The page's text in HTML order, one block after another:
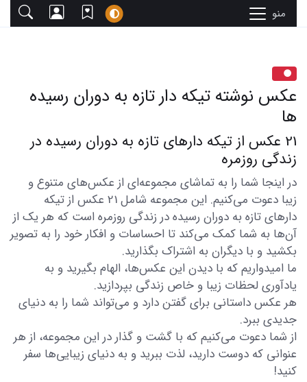
منو
عکس نوشته تیکه دار تازه به دوران رسیده
ها
21 عکس از تیکه دارهای تازه به دوران رسیده در
زندگی روزمره
در اینجا شما را به تماشای مجموعه‌ای از عکس‌های متنوع و
زیبا دعوت می‌کنیم. این مجموعه شامل 21 عکس از تیکه
دارهای تازه به دوران رسیده در زندگی روزمره است که هر یک از
آن‌ها به شما کمک می‌کند تا احساسات و افکار خود را به تصویر
بکشید و با دیگران به اشتراک بگذارید.
ما امیدواریم که با دیدن این عکس‌ها، الهام بگیرید و به
یادآوری لحظات زیبا و خاص زندگی بپردازید.
هر عکس داستانی برای گفتن دارد و می‌تواند شما را به دنیای
جدیدی ببرد.
از شما دعوت می‌کنیم که با گشت و گذار در این مجموعه، از هر
عنوانی که دوست دارید، لذت ببرید و به دنیای زیبایی‌ها سفر
کنید!